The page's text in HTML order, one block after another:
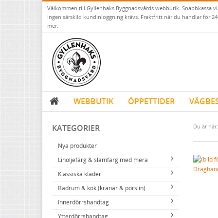
Välkommen till Gyllenhaks Byggnadsvårds webbutik. Snabbkassa
Ingen särskild kundinloggning krävs. Fraktfritt när du handlar för
mer.
WEBBUTIK ÖPPETTIDER
KATEGORIER
Nya produkter
Linoljefärg & slamfärg med mera
Linoljefärger
Vita kulörer
Grå kulörer
Gula kulörer
Matta linoljefärger
Falu rödfärg (slamfärger)
Konstnärsfärger
Klassiska kläder
Resistant Work Wear
Storvästar
Västar
Badrum & kök (kranar & porslin)
Köksblandare
Tvättställsblandare
Innerdörrshandtag
Dörrhandtag mässing (innerdörr)
Ytterdörrshandtag
Du är här: